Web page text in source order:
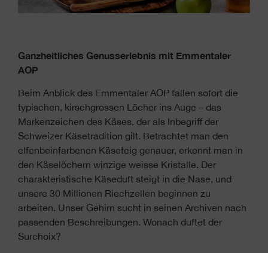
Ganzheitliches Genusserlebnis mit Emmentaler
AOP
Beim Anblick des Emmentaler AOP fallen sofort die
typischen, kirschgrossen Löcher ins Auge – das
Markenzeichen des Käses, der als Inbegriff der
Schweizer Käsetradition gilt. Betrachtet man den
elfenbeinfarbenen Käseteig genauer, erkennt man in
den Käselöchern winzige weisse Kristalle. Der
charakteristische Käseduft steigt in die Nase, und
unsere 30 Millionen Riechzellen beginnen zu
arbeiten. Unser Gehirn sucht in seinen Archiven nach
passenden Beschreibungen. Wonach duftet der
Surchoix?